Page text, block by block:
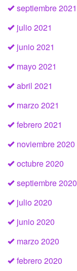
septiembre 2021
julio 2021
junio 2021
mayo 2021
abril 2021
marzo 2021
febrero 2021
noviembre 2020
octubre 2020
septiembre 2020
julio 2020
junio 2020
marzo 2020
febrero 2020